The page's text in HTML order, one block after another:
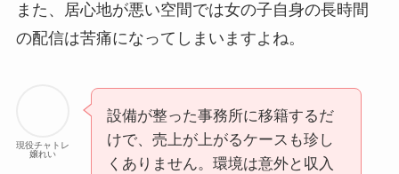
また、居心地が悪い空間では女の子自身の長時間
の配信は苦痛になってしまいますよね。
現役チャトレ
嬢れい
設備が整った事務所に移籍するだ
けで、売上が上がるケースも珍し
くありません。環境は意外と収入